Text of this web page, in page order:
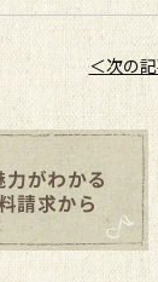
＜次の